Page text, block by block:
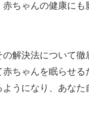
ちゃんの健康に
解決法について
ちゃんを眠らせ
うになり、あな